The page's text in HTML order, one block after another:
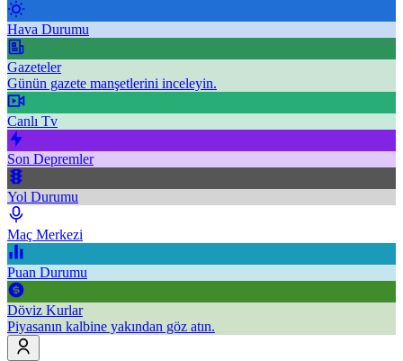
Hava Durumu
Gazeteler
Günün gazete manşetlerini inceleyin.
Canlı Tv
Son Depremler
Yol Durumu
Maç Merkezi
Puan Durumu
Döviz Kurlar
Piyasanın kalbine yakından göz atın.